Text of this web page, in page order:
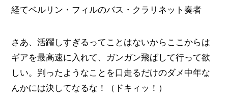
経てベルリン・フィルのバス・クラリネット奏者
さあ、活躍しすぎるってことはないからここからは
ギアを最高速に入れて、ガンガン飛ばして行って欲
しい。判ったようなことを口走るだけのダメ中年な
んかには決してなるな！（ドキィッ！）